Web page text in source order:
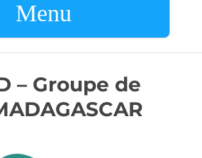
Menu
– Groupe de